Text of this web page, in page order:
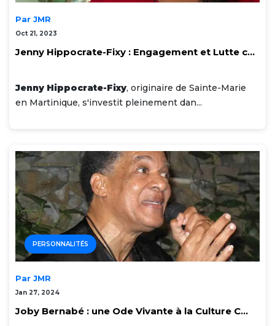
Par JMR
Oct 21, 2023
Jenny Hippocrate-Fixy : Engagement et Lutte c...
Jenny Hippocrate-Fixy, originaire de Sainte-Marie
en Martinique, s'investit pleinement dan...
PERSONNALITÉS
Par JMR
Jan 27, 2024
Joby Bernabé : une Ode Vivante à la Culture C...